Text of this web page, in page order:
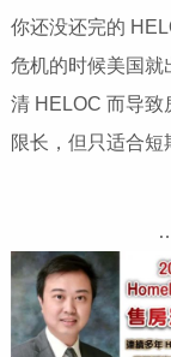
你还没还完的
危机的时候美国就
清 HELOC 而导致
限长，但只适合短